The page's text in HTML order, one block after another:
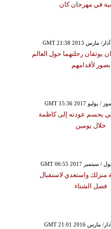
في مهرجان كان
يوثقان رحلتهما حول العالم
بصور لأقدامهم
يحسم عودته إلى كاظمة
خلال يومين
منزلك واستعدي لاستقبال
فصل الشتاء